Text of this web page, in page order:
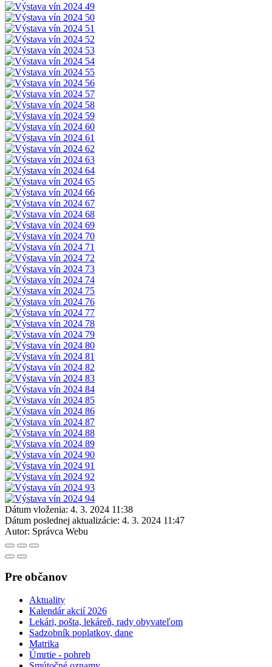
Dátum vloženia: 4. 3. 2024 11:38
Dátum poslednej aktualizácie: 4. 3. 2024 11:47
Autor: Správca Webu
Pre občanov
Aktuality
Kalendár akcií 2026
Lekári, pošta, lekáreň, rady obyvateľom
Sadzobník poplatkov, dane
Matrika
Úmrtie - pohreb